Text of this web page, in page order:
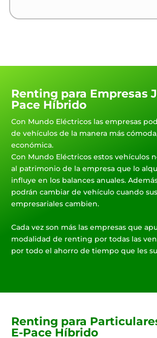
Renting para Empresas
Pace Híbrido
Con Mundo Eléctricos las empresas
de vehículos de la manera más
económica.
Con Mundo Eléctricos estos vehículos
al patrimonio de la empresa que lo
influye en los balances anuales.
podrán cambiar de vehículo cuando
empresariales cambien.
Cada vez son más las empresas que
modalidad de renting por todas las
por todo el ahorro de tiempo que les
Renting para
E-Pace Híbrido